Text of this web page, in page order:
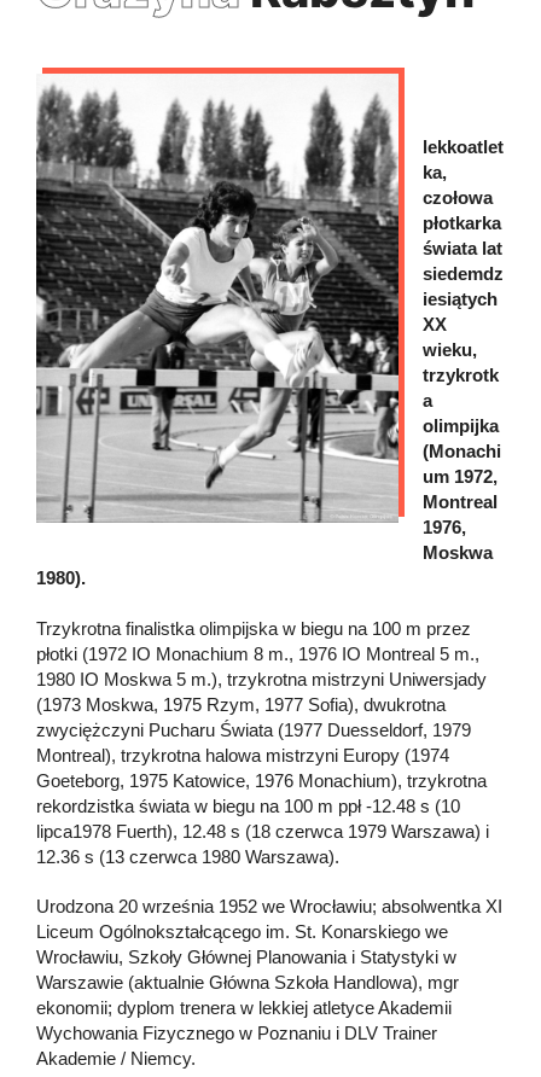
lekkoatlet
ka,
czołowa
płotkarka
świata lat
siedemdz
iesiątych
XX
wieku,
trzykrotk
a
olimpijka
(Monachi
um 1972,
Montreal
1976,
Moskwa
1980).
Trzykrotna finalistka olimpijska w biegu na 100 m przez
płotki (1972 IO Monachium 8 m., 1976 IO Montreal 5 m.,
1980 IO Moskwa 5 m.), trzykrotna mistrzyni Uniwersjady
(1973 Moskwa, 1975 Rzym, 1977 Sofia), dwukrotna
zwyciężczyni Pucharu Świata (1977 Duesseldorf, 1979
Montreal), trzykrotna halowa mistrzyni Europy (1974
Goeteborg, 1975 Katowice, 1976 Monachium), trzykrotna
rekordzistka świata w biegu na 100 m ppł -12.48 s (10
lipca1978 Fuerth), 12.48 s (18 czerwca 1979 Warszawa) i
12.36 s (13 czerwca 1980 Warszawa).
Urodzona 20 września 1952 we Wrocławiu; absolwentka XI
Liceum Ogólnokształcącego im. St. Konarskiego we
Wrocławiu, Szkoły Głównej Planowania i Statystyki w
Warszawie (aktualnie Główna Szkoła Handlowa), mgr
ekonomii; dyplom trenera w lekkiej atletyce Akademii
Wychowania Fizycznego w Poznaniu i DLV Trainer
Akademie / Niemcy.